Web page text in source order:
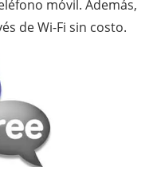
móvil. Además,
de Wi-Fi sin costo.